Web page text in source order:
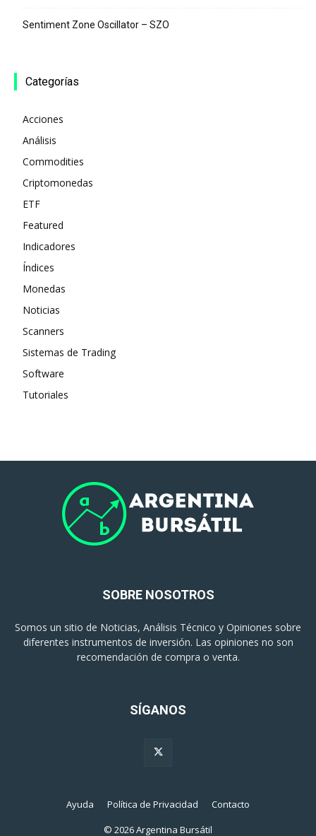
Sentiment Zone Oscillator – SZO
Categorías
Acciones
Análisis
Commodities
Criptomonedas
ETF
Featured
Indicadores
Índices
Monedas
Noticias
Scanners
Sistemas de Trading
Software
Tutoriales
SOBRE NOSOTROS
Somos un sitio de Noticias, Análisis Técnico y Opiniones sobre
diferentes instrumentos de inversión. Las opiniones no son
recomendación de compra o venta.
SÍGANOS
Ayuda Política de Privacidad
Contacto
© 2026 Argentina Bursátil